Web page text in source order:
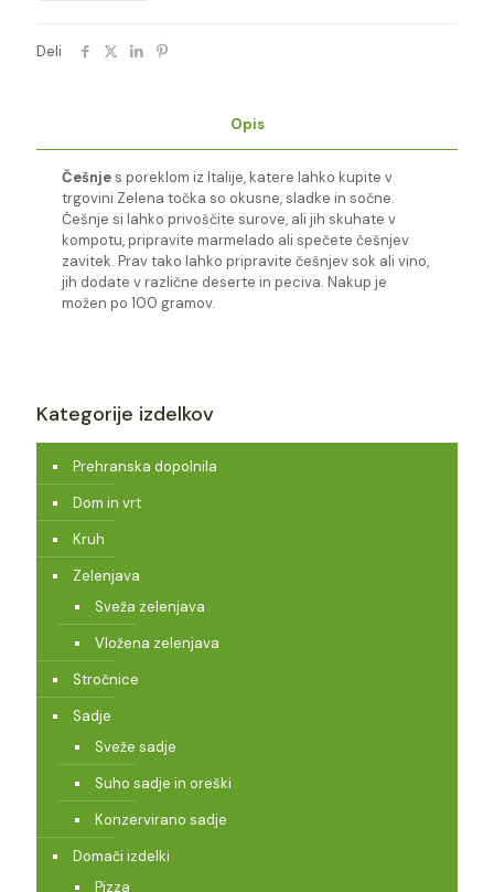
Deli
Opis
Češnjes poreklom iz Italije, katere lahko kupite v
trgovini Zelena točka so okusne, sladke in sočne.
Češnje si lahko privoščite surove, ali jih skuhate v
kompotu, pripravite marmelado ali spečete češnjev
zavitek. Prav tako lahko pripravite češnjev sok ali vino,
jih dodate v različne deserte in peciva. Nakup je
možen po 100 gramov.
Kategorije izdelkov
Prehranska dopolnila
Dom in vrt
Kruh
Zelenjava
Sveža zelenjava
Vložena zelenjava
Stročnice
Sadje
Sveže sadje
Suho sadje in oreški
Konzervirano sadje
Domači izdelki
Pizza